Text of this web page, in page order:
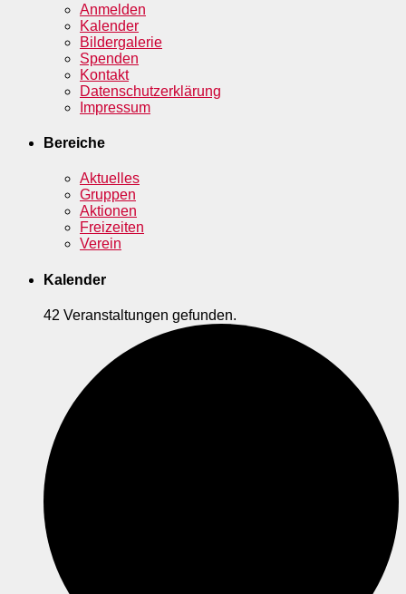
Anmelden
Kalender
Bildergalerie
Spenden
Kontakt
Datenschutzerklärung
Impressum
Bereiche
Aktuelles
Gruppen
Aktionen
Freizeiten
Verein
Kalender
42 Veranstaltungen gefunden.